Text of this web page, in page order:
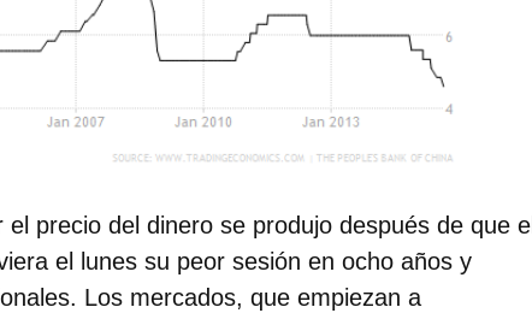
precio del dinero se produjo después de que el
el lunes su peor sesión en ocho años y
Los mercados, que empiezan a